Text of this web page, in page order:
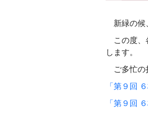
新緑の候
この度、
します。
ご多忙の
「第９回
「第９回